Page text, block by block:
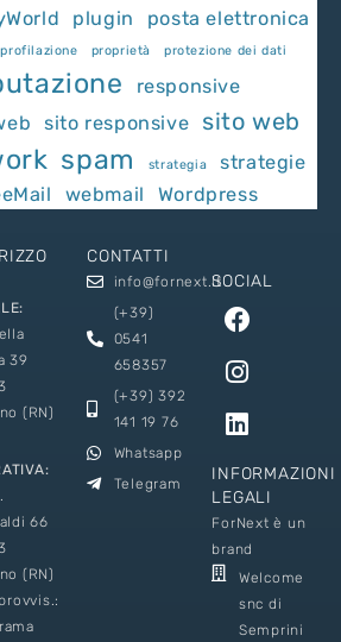
plugin
posta elettronica
profilazione proprietà protezione dei dati
responsive
sito responsive sito web
spam strategia strategie
webmail Wordpress
39
(RN)
66
(RN)
CONTATTI
info@fornext.it
(+39)
0541
658357
(+39) 392
141 19 76
Whatsapp
Telegram
SOCIAL
INFORMAZIONI
LEGALI
ForNext è un
brand
Welcome
snc di
Semprini